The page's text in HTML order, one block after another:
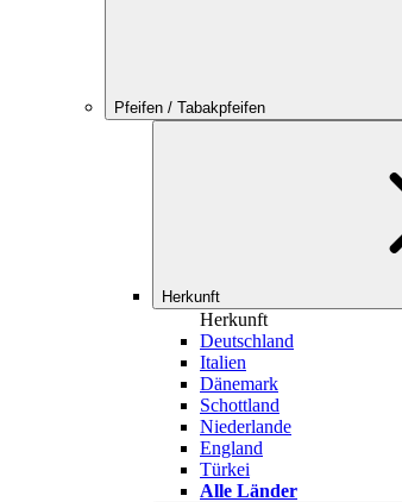
Pfeifen / Tabakpfeifen
Herkunft
Herkunft
Deutschland
Italien
Dänemark
Schottland
Niederlande
England
Türkei
Alle Länder